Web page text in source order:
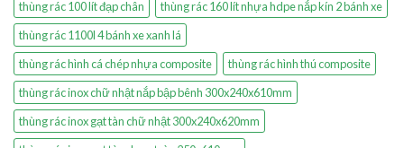
thùng rác 100 lít đạp chân
thùng rác 160 lít nhựa hdpe nắp kín 2 bánh xe
thùng rác 1100l 4 bánh xe xanh lá
thùng rác hình cá chép nhựa composite
thùng rác hình thú composite
thùng rác inox chữ nhật nắp bập bênh 300x240x610mm
thùng rác inox gạt tàn chữ nhật 300x240x620mm